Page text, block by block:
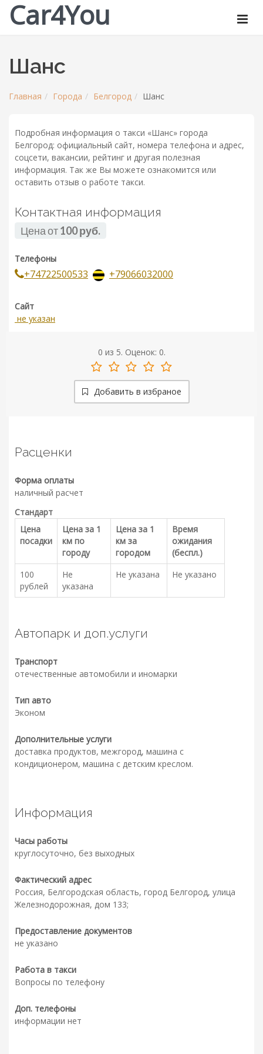
Car4You
Шанс
Главная Города Белгород Шанс
Подробная информация о такси «Шанс» города
Белгород: официальный сайт, номера телефона и адрес,
соцсети, вакансии, рейтинг и другая полезная
информация. Так же Вы можете ознакомится или
оставить отзыв о работе такси.
Контактная информация
Цена от100 руб.
Телефоны
+74722500533 +79066032000
Сайт
не указан
0 из 5. Оценок: 0.
Добавить в избраное
Расценки
Форма оплаты
наличный расчет
Стандарт
Цена
посадки
Цена за 1
км по
городу
Цена за 1
км за
городом
Время
ожидания
(беспл.)
100
рублей
Не
указана
Не указана Не указано
Автопарк и доп.услуги
Транспорт
отечественные автомобили и иномарки
Тип авто
Эконом
Дополнительные услуги
доставка продуктов, межгород, машина с
кондиционером, машина с детским креслом.
Информация
Часы работы
круглосуточно, без выходных
Фактический адрес
Россия, Белгородская область, город Белгород, улица
Железнодорожная, дом 133;
Предоставление документов
не указано
Работа в такси
Вопросы по телефону
Доп. телефоны
информации нет